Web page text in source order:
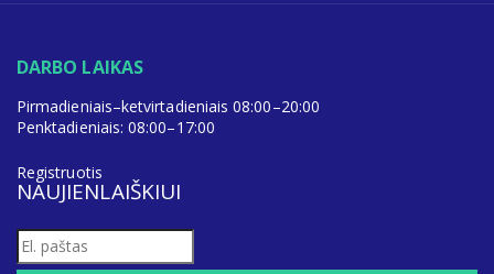
DARBO LAIKAS
Pirmadieniais–ketvirtadieniais 08:00–20:00
Penktadieniais: 08:00–17:00
Registruotis
NAUJIENLAIŠKIUI